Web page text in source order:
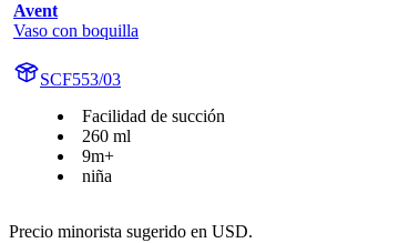
Avent
Vaso con boquilla
SCF553/03
Facilidad de succión
260 ml
9m+
niña
Precio minorista sugerido en USD.